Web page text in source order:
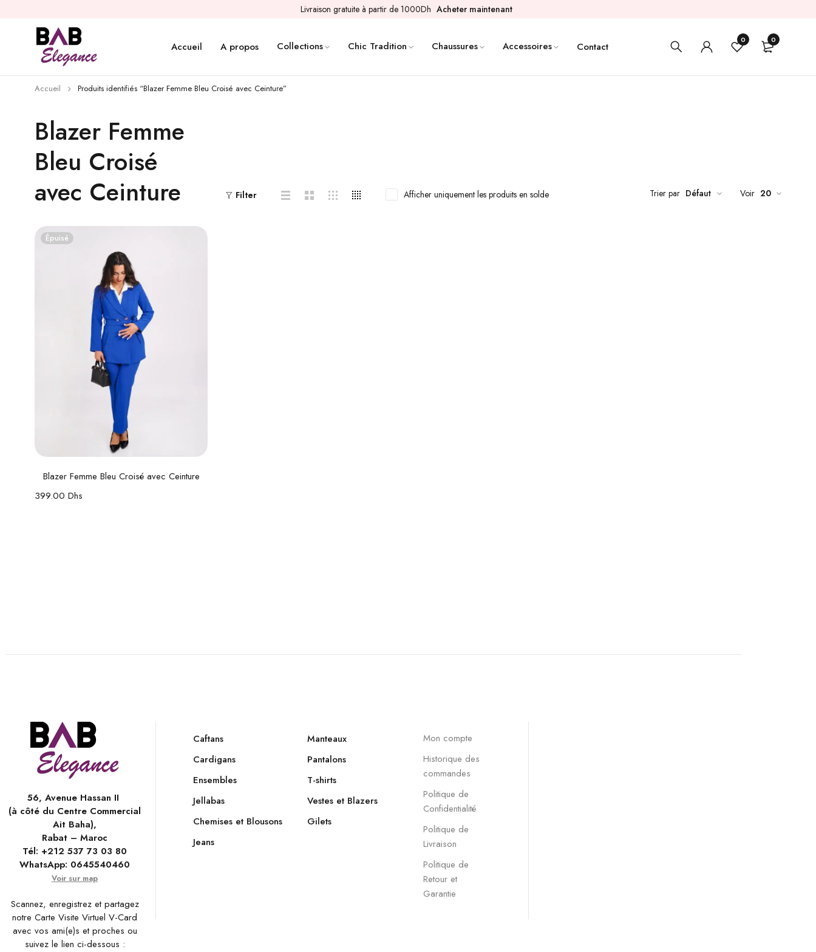
Livraison gratuite à partir de 1000Dh Acheter maintenant
Accueil A propos Collections Chic Tradition Chaussures Accessoires Contact
0 0
Blazer Femme
Bleu Croisé
avec Ceinture
Accueil Produits identifiés “Blazer Femme Bleu Croisé avec Ceinture”
Filter Trier par Défaut
Afficher uniquement les produits en solde Voir 20
Épuisé
Lire la suite
Blazer Femme Bleu Croisé avec Ceinture
399.00 Dhs
56, Avenue Hassan II
(à côté du Centre Commercial
Ait Baha),
Rabat – Maroc
Tél: +212 537 73 03 80
WhatsApp: 0645540460
Voir sur map
Scannez, enregistrez et partagez
notre Carte Visite Virtuel V-Card
avec vos ami(e)s et proches ou
suivez le lien ci-dessous :
Caftans
Cardigans
Ensembles
Jellabas
Chemises et Blousons
Jeans
Manteaux
Pantalons
T-shirts
Vestes et Blazers
Gilets
Mon compte
Historique des
commandes
Politique de
Confidentialité
Politique de
Livraison
Politique de
Retour et
Garantie